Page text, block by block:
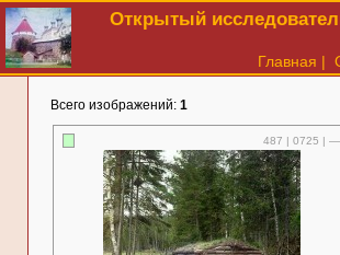
Открытый
Главная |
Всего изображений: 1
487 | 0725 | —